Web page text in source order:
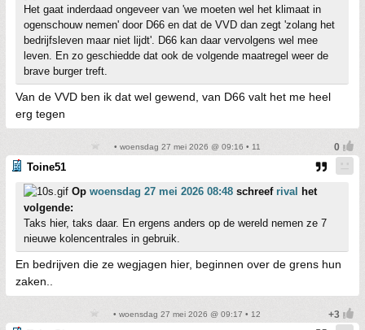
Het gaat inderdaad ongeveer van 'we moeten wel het klimaat in
ogenschouw nemen' door D66 en dat de VVD dan zegt 'zolang het
bedrijfsleven maar niet lijdt'. D66 kan daar vervolgens wel mee
leven. En zo geschiedde dat ook de volgende maatregel weer de
brave burger treft.
Van de VVD ben ik dat wel gewend, van D66 valt het me heel
erg tegen
• woensdag 27 mei 2026 @ 09:16 • 11
Toine51
Op woensdag 27 mei 2026 08:48 schreef rival
het
volgende:
Taks hier, taks daar. En ergens anders op de wereld nemen ze 7
nieuwe kolencentrales in gebruik.
En bedrijven die ze wegjagen hier, beginnen over de grens hun
zaken..
• woensdag 27 mei 2026 @ 09:17 • 12